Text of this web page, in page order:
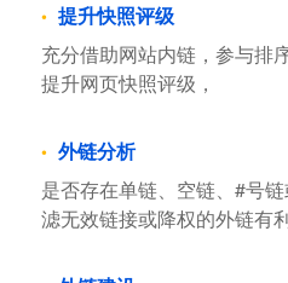
提升快照评级
充分借助网站内链，参与排
提升网页快照评级，
外链分析
是否存在单链、空链、#号
滤无效链接或降权的外链有